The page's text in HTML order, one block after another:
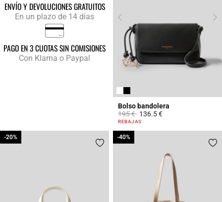
ENVÍO Y DEVOLUCIONES GRATUITOS
En un plazo de 14 días
PAGO EN 3 CUOTAS SIN COMISIONES
Con Klarna o Paypal
Bolso bandolera
Price reduced from
195 €to136.5 €
3,9 out of 5 Customer Rating
REBAJAS
-20%
-20% -40%
-40%